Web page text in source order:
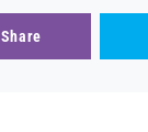
Share